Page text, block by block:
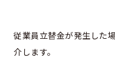
従業員立替金が発生した
介します。